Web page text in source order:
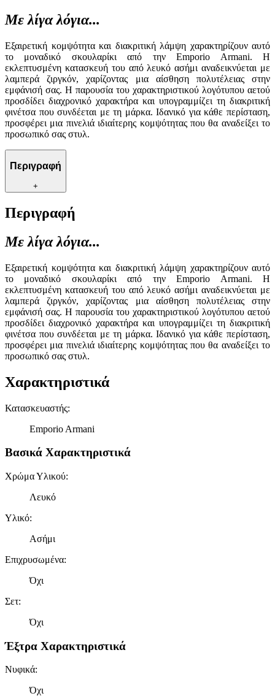
Με λίγα λόγια...
Εξαιρετική κομψότητα και διακριτική λάμψη χαρακτηρίζουν αυτό
το μοναδικό σκουλαρίκι από την Emporio Armani. Η
εκλεπτυσμένη κατασκευή του από λευκό ασήμι αναδεικνύεται με
λαμπερά ζιργκόν, χαρίζοντας μια αίσθηση πολυτέλειας στην
εμφάνισή σας. Η παρουσία του χαρακτηριστικού λογότυπου αετού
προσδίδει διαχρονικό χαρακτήρα και υπογραμμίζει τη διακριτική
φινέτσα που συνδέεται με τη μάρκα. Ιδανικό για κάθε περίσταση,
προσφέρει μια πινελιά ιδιαίτερης κομψότητας που θα αναδείξει το
προσωπικό σας στυλ.
Περιγραφή
+
Περιγραφή
Με λίγα λόγια...
Εξαιρετική κομψότητα και διακριτική λάμψη χαρακτηρίζουν αυτό
το μοναδικό σκουλαρίκι από την Emporio Armani. Η
εκλεπτυσμένη κατασκευή του από λευκό ασήμι αναδεικνύεται με
λαμπερά ζιργκόν, χαρίζοντας μια αίσθηση πολυτέλειας στην
εμφάνισή σας. Η παρουσία του χαρακτηριστικού λογότυπου αετού
προσδίδει διαχρονικό χαρακτήρα και υπογραμμίζει τη διακριτική
φινέτσα που συνδέεται με τη μάρκα. Ιδανικό για κάθε περίσταση,
προσφέρει μια πινελιά ιδιαίτερης κομψότητας που θα αναδείξει το
προσωπικό σας στυλ.
Χαρακτηριστικά
Κατασκευαστής:
Emporio Armani
Βασικά Χαρακτηριστικά
Χρώμα Υλικού:
Λευκό
Υλικό:
Ασήμι
Επιχρυσωμένα:
Όχι
Σετ:
Όχι
Έξτρα Χαρακτηριστικά
Νυφικά:
Όχι